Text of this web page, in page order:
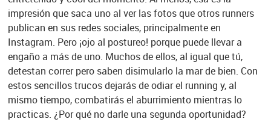
impresión que saca uno al ver las fotos que otros runners
publican en sus redes sociales, principalmente en
Instagram. Pero ¡ojo al postureo! porque puede llevar a
engaño a más de uno. Muchos de ellos, al igual que tú,
detestan correr pero saben disimularlo la mar de bien. Con
estos sencillos trucos dejarás de odiar el running y, al
mismo tiempo, combatirás el aburrimiento mientras lo
practicas. ¿Por qué no darle una segunda oportunidad?